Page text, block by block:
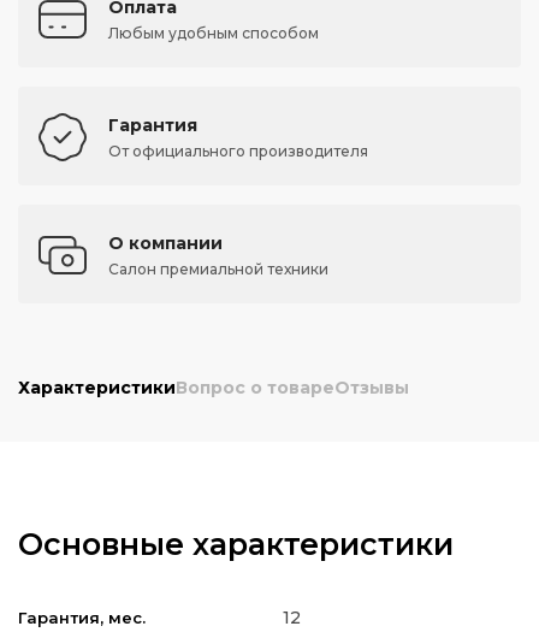
Оплата
Любым удобным способом
Гарантия
От официального производителя
О компании
Салон премиальной техники
ХарактеристикиВопрос о товареОтзывы
Основные характеристики
Гарантия, мес. 12